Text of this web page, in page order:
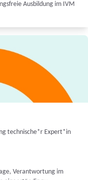
Ausbildung im IVM
technische*r Expert*in
Verantwortung im